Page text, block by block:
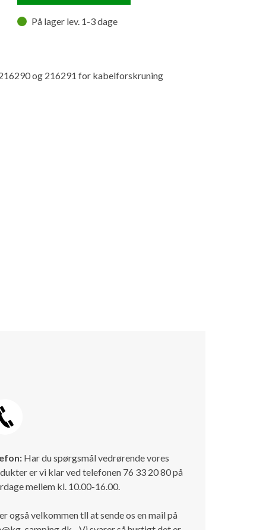
På lager lev. 1-3 dage
og 216291 for kabelforskruning
Har du spørgsmål vedrørende vores
er vi klar ved telefonen 76 33 20 80 på
mellem kl. 10.00-16.00.
også velkommen tll at sende os en mail på